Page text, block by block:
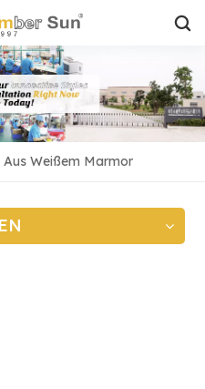
Aus Weißem Marmor